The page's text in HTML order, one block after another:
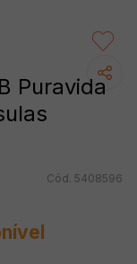
Puravida
5408596